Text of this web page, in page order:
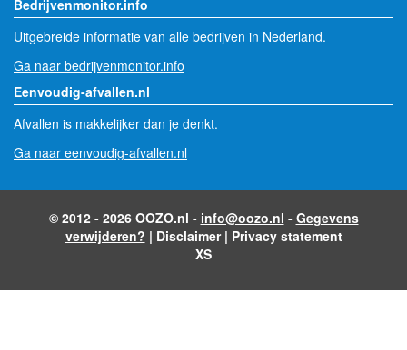
Bedrijvenmonitor.info
Uitgebreide informatie van alle bedrijven in Nederland.
Ga naar bedrijvenmonitor.info
Eenvoudig-afvallen.nl
Afvallen is makkelijker dan je denkt.
Ga naar eenvoudig-afvallen.nl
© 2012 - 2026 OOZO.nl - info@oozo.nl - Gegevens
verwijderen? | Disclaimer| Privacy statement
XS